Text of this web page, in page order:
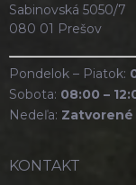
Sabinovská 5050/7
080 01 Prešov
Pondelok – Piatok:
Sobota: 08:00 –
Nedeľa: Zatvorené
KONTAKT